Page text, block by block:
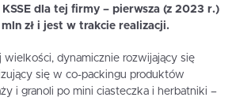
dla tej firmy – pierwsza (z 2023 r.)
zł i jest w trakcie realizacji.
wielkości, dynamicznie rozwijający się
się w co-packingu produktów
i granoli po mini ciasteczka i herbatniki –